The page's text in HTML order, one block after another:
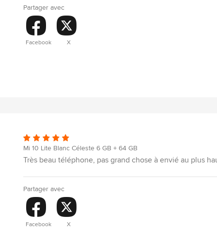
Partager avec
Facebook X
Mi 10 Lite Blanc Céleste 6 GB + 64 GB
Très beau téléphone, pas grand chose à envié au plus
Partager avec
Facebook X